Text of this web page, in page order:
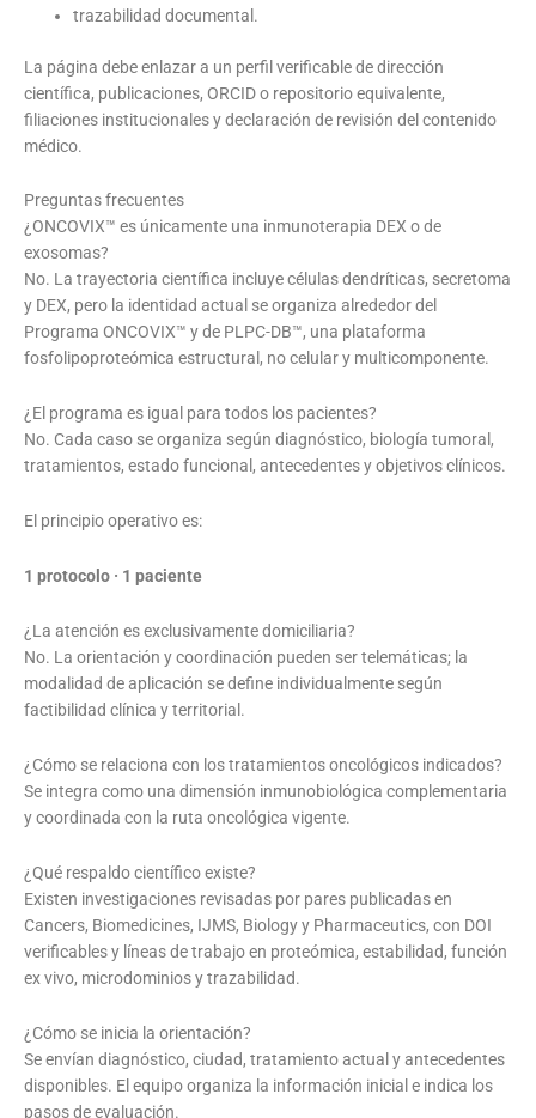
trazabilidad documental.
La página debe enlazar a un perfil verificable de dirección
científica, publicaciones, ORCID o repositorio equivalente,
filiaciones institucionales y declaración de revisión del contenido
médico.
Preguntas frecuentes
¿ONCOVIX™ es únicamente una inmunoterapia DEX o de
exosomas?
No. La trayectoria científica incluye células dendríticas, secretoma
y DEX, pero la identidad actual se organiza alrededor del
Programa ONCOVIX™ y de PLPC-DB™, una plataforma
fosfolipoproteómica estructural, no celular y multicomponente.
¿El programa es igual para todos los pacientes?
No. Cada caso se organiza según diagnóstico, biología tumoral,
tratamientos, estado funcional, antecedentes y objetivos clínicos.
El principio operativo es:
1 protocolo · 1 paciente
¿La atención es exclusivamente domiciliaria?
No. La orientación y coordinación pueden ser telemáticas; la
modalidad de aplicación se define individualmente según
factibilidad clínica y territorial.
¿Cómo se relaciona con los tratamientos oncológicos indicados?
Se integra como una dimensión inmunobiológica complementaria
y coordinada con la ruta oncológica vigente.
¿Qué respaldo científico existe?
Existen investigaciones revisadas por pares publicadas en
Cancers, Biomedicines, IJMS, Biology y Pharmaceutics, con DOI
verificables y líneas de trabajo en proteómica, estabilidad, función
ex vivo, microdominios y trazabilidad.
¿Cómo se inicia la orientación?
Se envían diagnóstico, ciudad, tratamiento actual y antecedentes
disponibles. El equipo organiza la información inicial e indica los
pasos de evaluación.